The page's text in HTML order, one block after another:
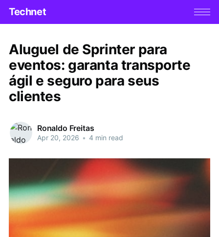
Technet
Aluguel de Sprinter para
eventos: garanta transporte
ágil e seguro para seus
clientes
Ronaldo Freitas
Apr 20, 2026 • 4 min read